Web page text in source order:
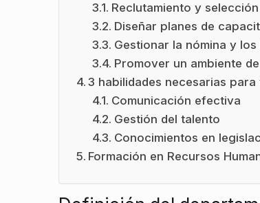
Reclutamiento y
Diseñar planes de
Gestionar la nómina y
Promover un ambiente
3 habilidades necesarias
Comunicación efectiva
Gestión del talento
Conocimientos en
Formación en Recursos